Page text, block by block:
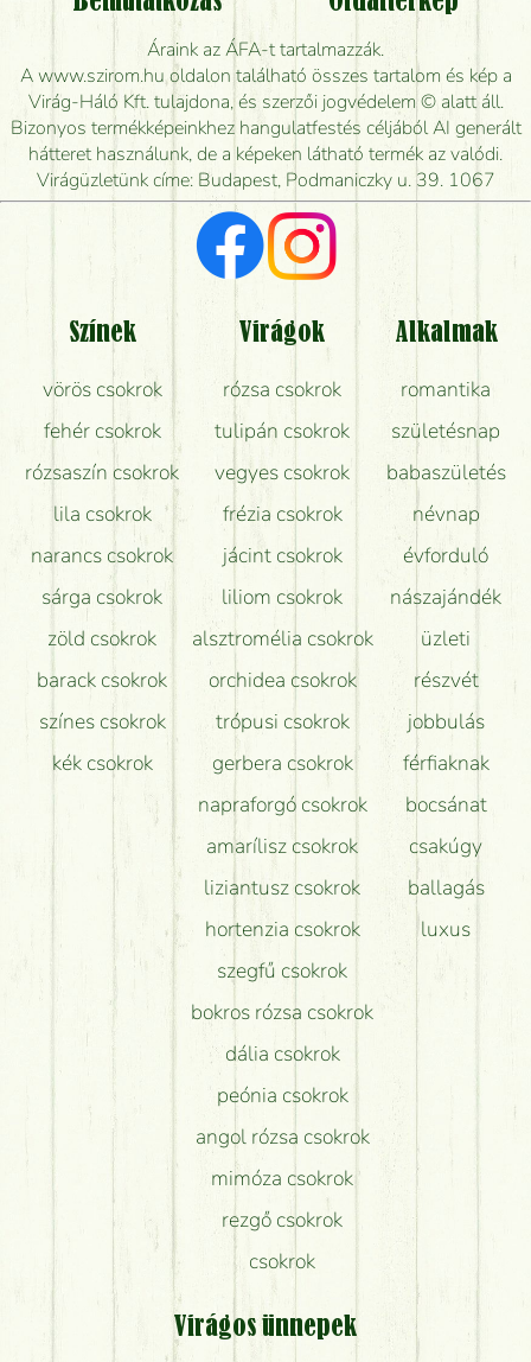
Meddig rendelhetek virágküldést úgy, hogy még ma
kiszállítsák?
Mennyire gyorsan tudják elkészíteni a csokrot, és
mikor tudják leghamarabb kiszállítani?
Vörös rózsát keresek, van önöknél?
Milyen visszajelzést kapok a virágküldésről?
Tényleg azt kapom, ami a képen van?
Mit kell tudni a virágcsokrok szállításáról?
Hogy marad a lehető legtovább friss a csokor?
Tudok adventi koszorút vásárolni boltban?
Áraink az ÁFA-t tartalmazzák.
A www.szirom.hu oldalon található összes tartalom és kép a
Virág-Háló Kft. tulajdona, és szerzői jogvédelem © alatt áll.
Bizonyos termékképeinkhez hangulatfestés céljából AI generált
hátteret használunk, de a képeken látható termék az valódi.
Virágüzletünk címe: Budapest, Podmaniczky u. 39. 1067
Színek
vörös csokrok
fehér csokrok
rózsaszín csokrok
lila csokrok
narancs csokrok
sárga csokrok
zöld csokrok
barack csokrok
színes csokrok
kék csokrok
Virágok
rózsa csokrok
tulipán csokrok
vegyes csokrok
frézia csokrok
jácint csokrok
liliom csokrok
alsztromélia csokrok
orchidea csokrok
trópusi csokrok
gerbera csokrok
napraforgó csokrok
amarílisz csokrok
liziantusz csokrok
hortenzia csokrok
szegfű csokrok
bokros rózsa csokrok
dália csokrok
peónia csokrok
angol rózsa csokrok
mimóza csokrok
rezgő csokrok
csokrok
Alkalmak
romantika
születésnap
babaszületés
névnap
évforduló
nászajándék
üzleti
részvét
jobbulás
férfiaknak
bocsánat
csakúgy
ballagás
luxus
Virágos ünnepek